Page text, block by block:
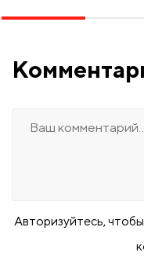
Авторизуйтесь,